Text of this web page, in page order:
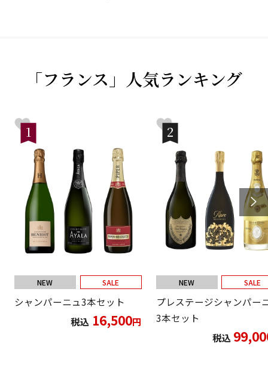
「フランス」人気ランキング
1
NEW SALE
シャンパーニュ3本セット
税込 16,500円
2
NEW SALE
プレステージシャンパー
3本セット
税込